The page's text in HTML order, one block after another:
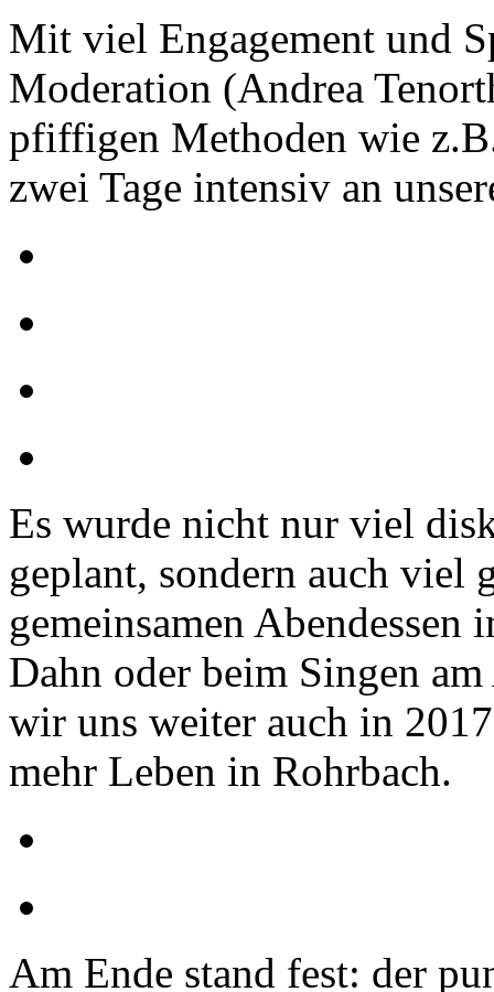
Mit viel Engagement und
Moderation (Andrea
pfiffigen Methoden wie
zwei Tage intensiv an
Es wurde nicht nur viel
geplant, sondern auch viel
gemeinsamen Abendessen
Dahn oder beim Singen
wir uns weiter auch in
mehr Leben in Rohrbach.
Am Ende stand fest: der